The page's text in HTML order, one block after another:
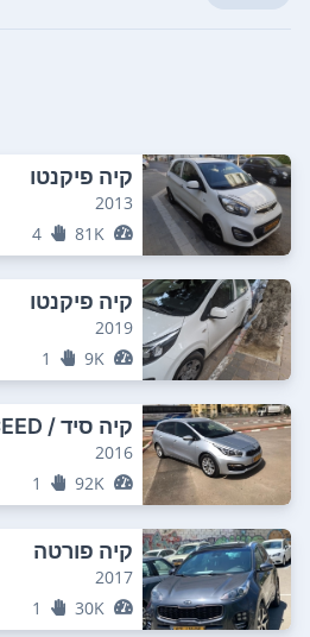
קיה פיקנטו
2013
81K
4
קיה פיקנטו
2019
9K
1
קיה סיד / CEED
2016
92K
1
קיה פורטה
2017
30K
1